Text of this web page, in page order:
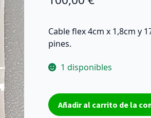
Cable flex 4cm x 1,8cm y
pines.
1 disponibles
Cable
flex
Añadir al carrito de la